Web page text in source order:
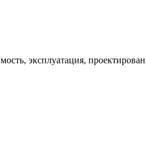
эксплуатация,